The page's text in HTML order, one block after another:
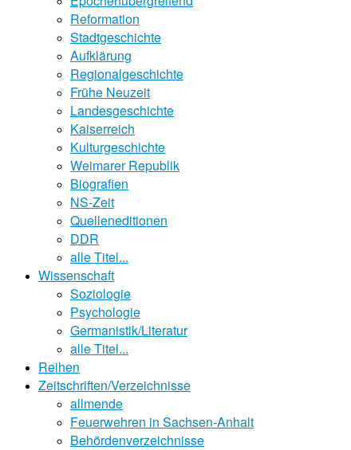
Reformation
Stadtgeschichte
Aufklärung
Regionalgeschichte
Frühe Neuzeit
Landesgeschichte
Kaiserreich
Kulturgeschichte
Weimarer Republik
Biografien
NS-Zeit
Quelleneditionen
DDR
alle Titel...
Wissenschaft
Soziologie
Psychologie
Germanistik/Literatur
alle Titel...
Reihen
Zeitschriften/Verzeichnisse
allmende
Feuerwehren in Sachsen-Anhalt
Behördenverzeichnisse